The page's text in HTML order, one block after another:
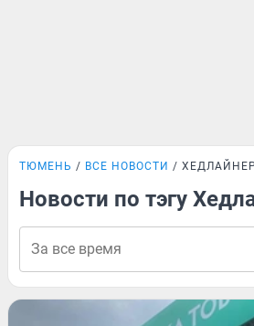
ТЮМЕНЬ ВСЕ НОВОСТИ ХЕДЛАЙНЕР
Новости по тэгу